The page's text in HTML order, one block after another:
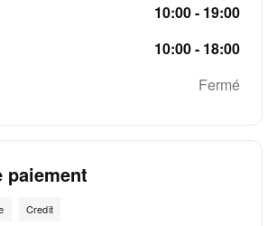
10:00 - 19:00
10:00 - 18:00
Fermé
paiement
Credit